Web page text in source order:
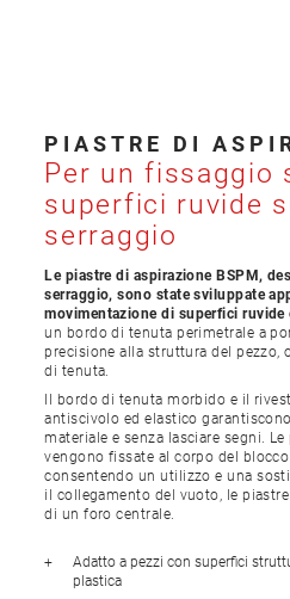
PIASTRE DI
Per un fissaggio
superfici ruvide
serraggio
Le piastre di aspirazione BSPM,
serraggio, sono state sviluppate
movimentazione di superfici ruvide
un bordo di tenuta perimetrale a
precisione alla struttura del pezzo,
di tenuta.
Il bordo di tenuta morbido e il
antiscivolo ed elastico
materiale e senza lasciare segni.
vengono fissate al corpo del
consentendo un utilizzo e una
il collegamento del vuoto, le
di un foro centrale.
Adatto a pezzi con superfici
plastica